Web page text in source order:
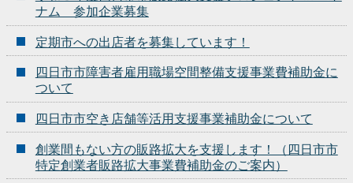
ナム 参加企業募集
定期市への出店者を募集しています！
四日市市障害者雇用職場空間整備支援事業費補助金に
ついて
四日市市空き店舗等活用支援事業補助金について
創業間もない方の販路拡大を支援します！（四日市市
特定創業者販路拡大事業費補助金のご案内）